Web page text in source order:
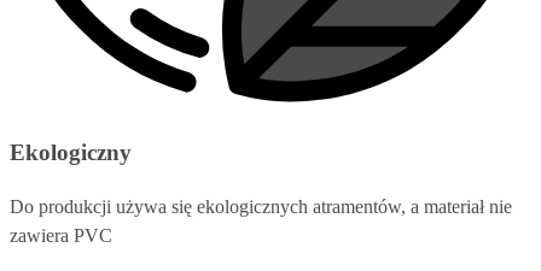
Ekologiczny
Do produkcji używa się ekologicznych atramentów, a materiał nie
zawiera PVC